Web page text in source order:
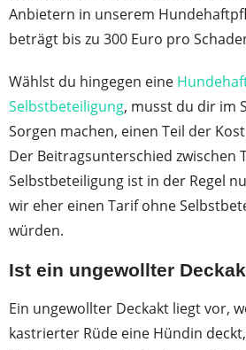
Anbietern in unserem
beträgt bis zu 300 Euro pro
Wählst du hingegen eine
Selbstbeteiligung, musst du dir im
Sorgen machen, einen Teil der
Der Beitragsunterschied zwischen
Selbstbeteiligung ist in der Regel
wir eher einen Tarif ohne
würden.
Ist ein ungewollter
Ein ungewollter Deckakt liegt vor,
kastrierter Rüde eine Hündin